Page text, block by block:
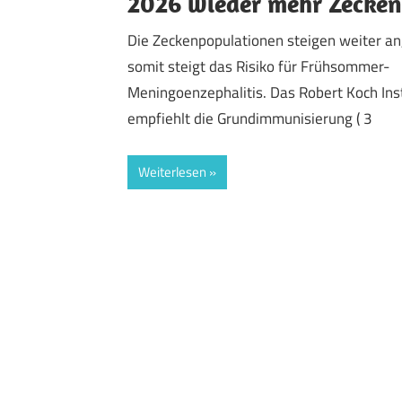
Die Zeckenpopulationen steigen weiter
somit steigt das Risiko für Frühsommer-
Meningoenzephalitis. Das Robert Koch
empfiehlt die Grundimmunisierung ( 3
Weiterlesen